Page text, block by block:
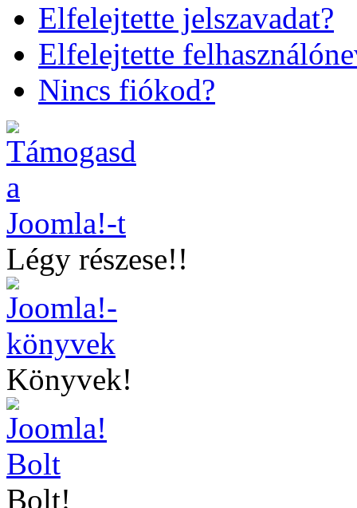
Elfelejtette jelszavadat?
Elfelejtette
Nincs fiókod?
Légy részese!!
Könyvek!
Bolt!